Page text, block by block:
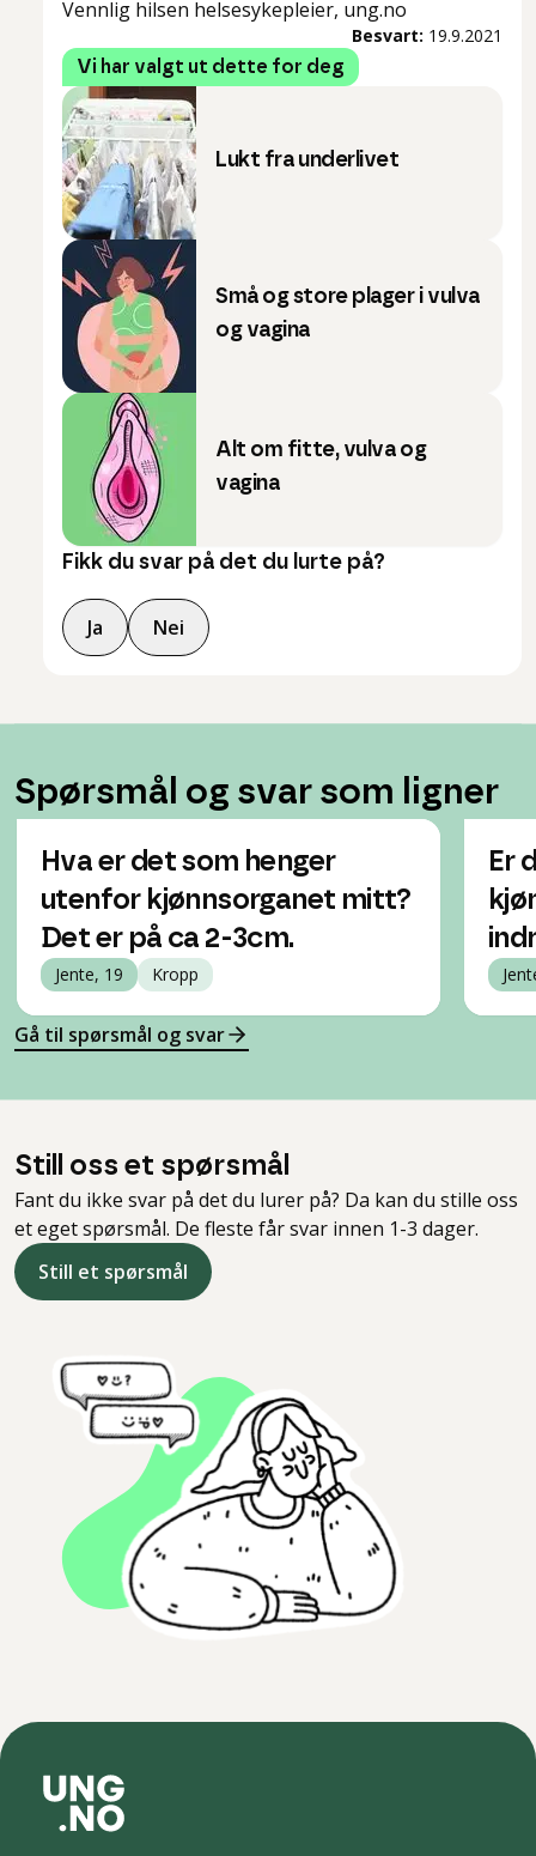
Vennlig hilsen helsesykepleier, ung.no
Besvart: 19.9.2021
Vi har valgt ut dette for deg
Lukt fra underlivet
Små og store plager i vulva
og vagina
Alt om fitte, vulva og
vagina
Fikk du svar på det du lurte på?
Ja Nei
Spørsmål og svar som ligner
Hva er det som henger
utenfor kjønnsorganet mitt?
Det er på ca 2-3cm.
Jente, 19 Kropp
Er
Gå til spørsmål og svar
Still oss et spørsmål
Fant du ikke svar på det du lurer på? Da kan du stille oss
et eget spørsmål. De fleste får svar innen 1-3 dager.
Still et spørsmål